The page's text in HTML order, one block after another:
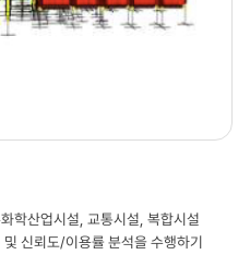
학산업시설, 교통시설, 복합시설
신뢰도/이용률 분석을 수행하기